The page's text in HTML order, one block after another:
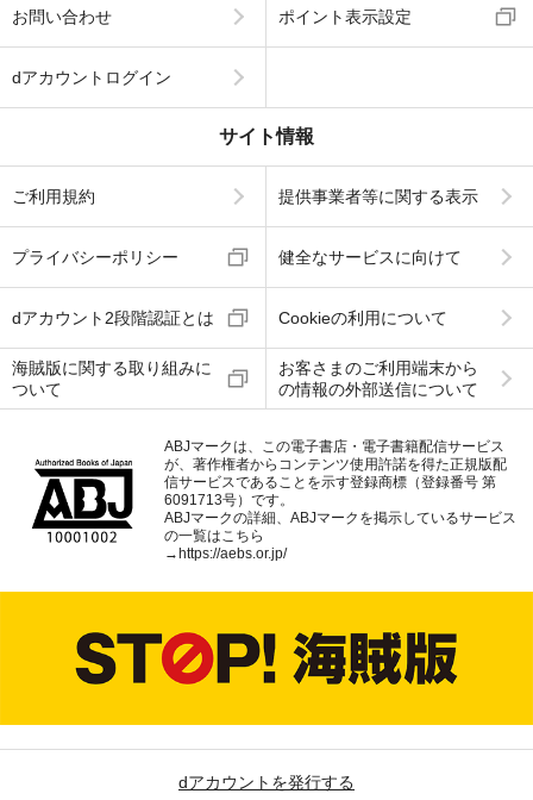
お問い合わせ ポイント表示設定
dアカウントログイン
サイト情報
ご利用規約 提供事業者等に関する表示
プライバシーポリシー 健全なサービスに向けて
dアカウント2段階認証とは Cookieの利用について
海賊版に関する取り組みに
ついて
お客さまのご利用端末から
の情報の外部送信について
ABJマークは、この電子書店・電子書籍配信サービス
が、著作権者からコンテンツ使用許諾を得た正規版配
信サービスであることを示す登録商標（登録番号 第
6091713号）です。
ABJマークの詳細、ABJマークを掲示しているサービス
の一覧はこちら
→ https://aebs.or.jp/
dアカウントを発行する